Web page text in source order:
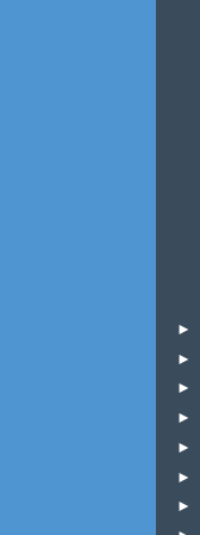
►
►
►
►
►
►
►